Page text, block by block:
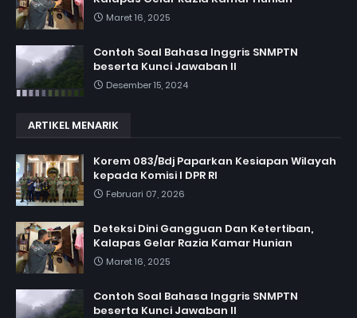
Maret 16, 2025
Contoh Soal Bahasa Inggris SNMPTN
beserta Kunci Jawaban II
Desember 15, 2024
ARTIKEL MENARIK
Korem 083/Bdj Paparkan Kesiapan Wilayah
kepada Komisi I DPR RI
Februari 07, 2026
Deteksi Dini Gangguan Dan Ketertiban,
Kalapas Gelar Razia Kamar Hunian
Maret 16, 2025
Contoh Soal Bahasa Inggris SNMPTN
beserta Kunci Jawaban II